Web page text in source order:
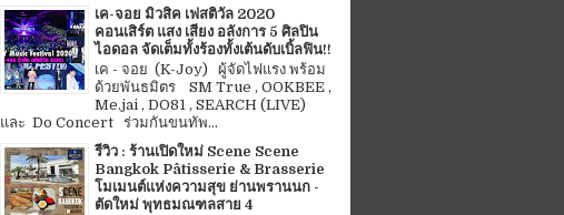
เค-จอย มิวสิค เฟสติวัล 2020
คอนเสิร์ต แสง เสียง อลังการ 5 ศิลปิน
ไอดอล จัดเต็มทั้งร้องทั้งเต้นดับเบิ้ลฟิน!!
เค - จอย (K-Joy) ผู้จัดไฟแรง พร้อม
ด้วยพันธมิตร SM True , OOKBEE ,
Me.jai , DO81 , SEARCH (LIVE)
และ Do Concert ร่วมกันขนทัพ...
รีวิว : ร้านเปิดใหม่ Scene Scene
Bangkok Pâtisserie & Brasserie
โมเมนต์แห่งความสุข ย่านพรานนก -
ตัดใหม่ พุทธมณฑลสาย 4